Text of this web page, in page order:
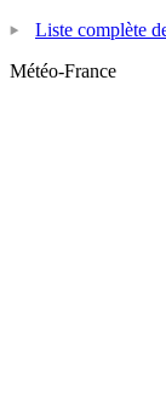
Liste complète
Météo-France